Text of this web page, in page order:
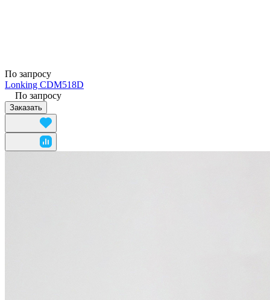
По запросу
Lonking CDM518D
По запросу
Заказать